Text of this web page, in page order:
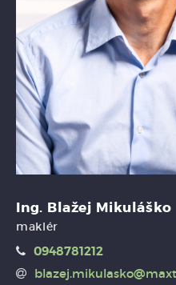
Ing. Blažej Mikuláško
maklér
0948781212